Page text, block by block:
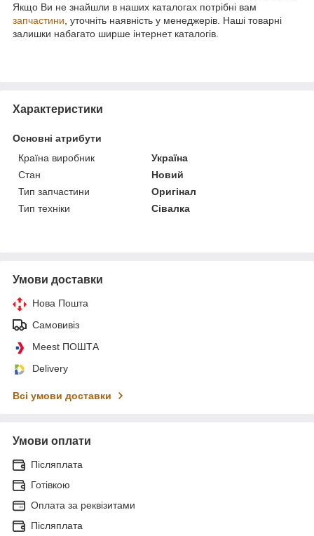
Якщо Ви не знайшли в наших каталогах потрібні вам
запчастини , уточніть наявність у менеджерів. Наші товарні
залишки набагато ширше інтернет каталогів.
Характеристики
Основні атрибути
Країна виробник
Україна
Стан
Новий
Тип запчастини
Оригінал
Тип техніки
Сівалка
Умови доставки
Нова Пошта
Самовивіз
Meest ПОШТА
Delivery
Всі умови доставки
Умови оплати
Післяплата
Готівкою
Оплата за реквізитами
Післяплата